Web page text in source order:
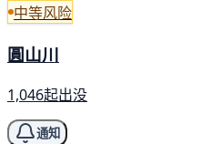
中等风险
圓山川
1,046起出没
通知